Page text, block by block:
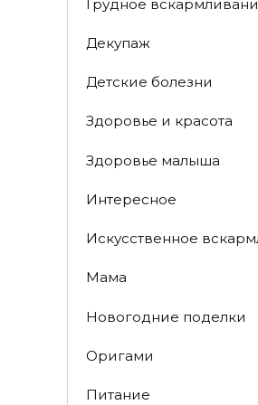
Грудное
Декупаж
Детские болезни
Здоровье и красота
Здоровье малыша
Интересное
Искусственное
Мама
Новогодние поделки
Оригами
Питание